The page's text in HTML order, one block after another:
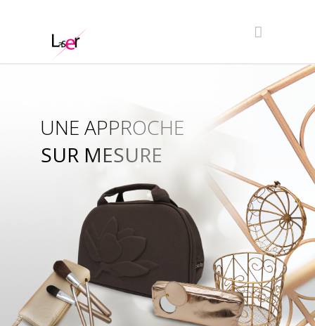
SUR MESURE
UNE APPROCHE